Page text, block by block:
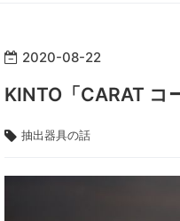
2020-08-22
KINTO「CARAT コ
抽出器具の話